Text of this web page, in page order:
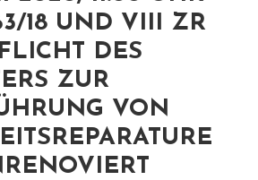
18 UND VIII ZR
DES
ZUR
VON